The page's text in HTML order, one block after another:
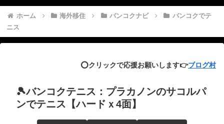
ホーム 海外移住 バンコクナビ
バンコクでテ
ニス
⭕️クリックで応援お願いします👉ブログ村
🎾バンコクテニス：プラカノンのサコルパ
ンでテニス【ハードｘ4面】